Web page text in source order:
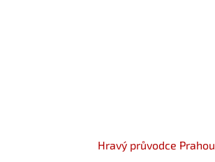
Hravý průvodce Prahou